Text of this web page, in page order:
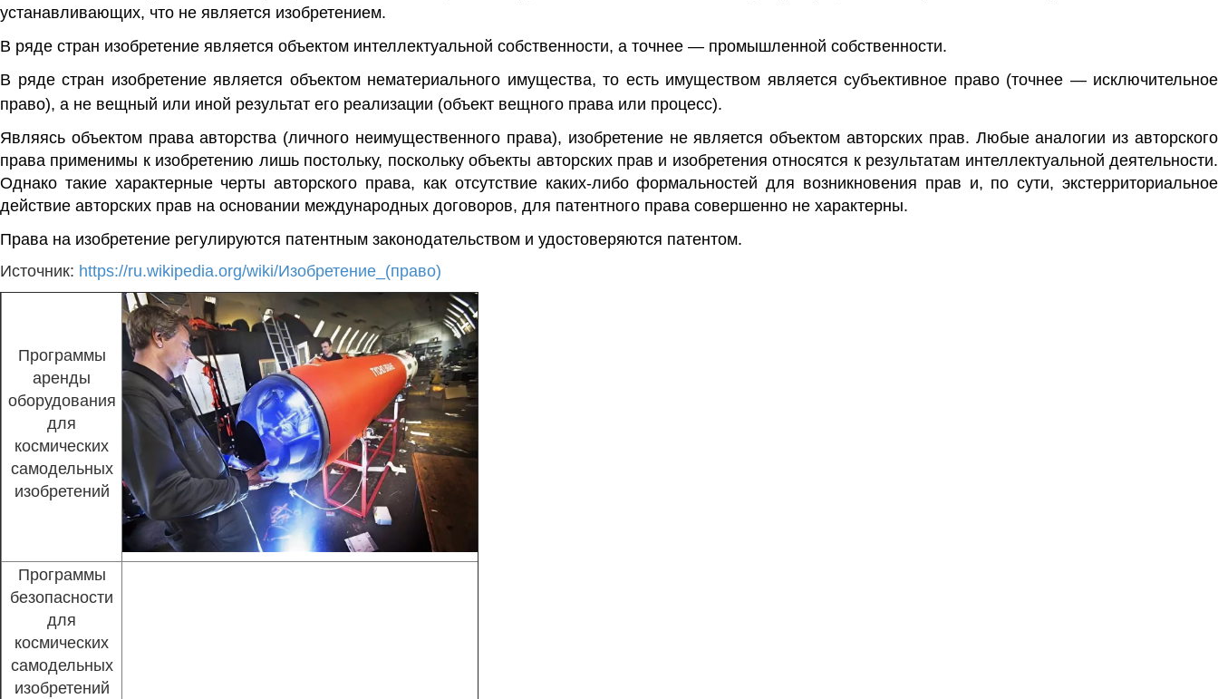
устанавливающих, что не является изобретением.
В ряде стран изобретение является объектом интеллектуальной собственности, а точнее — промышленной собственности.
В ряде стран изобретение является объектом нематериального имущества, то есть имуществом является субъективное право (точнее — исключительное
право), а не вещный или иной результат его реализации (объект вещного права или процесс).
Являясь объектом права авторства (личного неимущественного права), изобретение не является объектом авторских прав. Любые аналогии из авторского
права применимы к изобретению лишь постольку, поскольку объекты авторских прав и изобретения относятся к результатам интеллектуальной деятельности.
Однако такие характерные черты авторского права, как отсутствие каких-либо формальностей для возникновения прав и, по сути, экстерриториальное
действие авторских прав на основании международных договоров, для патентного права совершенно не характерны.
Права на изобретение регулируются патентным законодательством и удостоверяются патентом.
Источник: https://ru.wikipedia.org/wiki/Изобретение_(право)
Программы
аренды
оборудования
для
космических
самодельных
изобретений
Программы
безопасности
для
космических
самодельных
изобретений